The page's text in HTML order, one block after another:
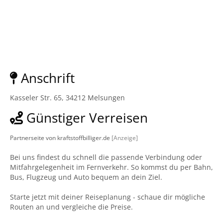
Anschrift
Kasseler Str. 65, 34212 Melsungen
Günstiger Verreisen
Partnerseite von kraftstoffbilliger.de [Anzeige]
Bei uns findest du schnell die passende Verbindung oder
Mitfahrgelegenheit im Fernverkehr. So kommst du per Bahn,
Bus, Flugzeug und Auto bequem an dein Ziel.
Starte jetzt mit deiner Reiseplanung - schaue dir mögliche
Routen an und vergleiche die Preise.